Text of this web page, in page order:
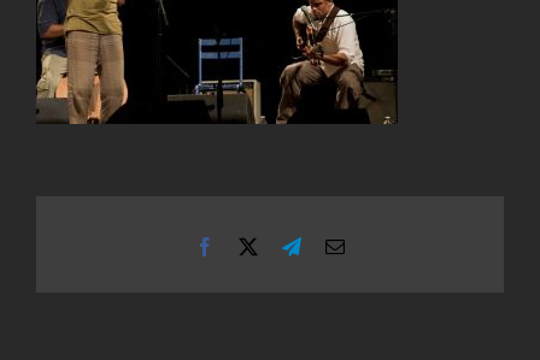
Facebook TelegramEmail